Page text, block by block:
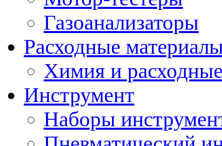
Газоанализаторы
Расходные
Химия и
Инструмент
Наборы